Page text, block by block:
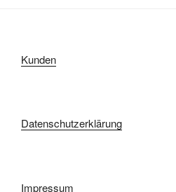
Kunden
Datenschutzerklärung
Impressum